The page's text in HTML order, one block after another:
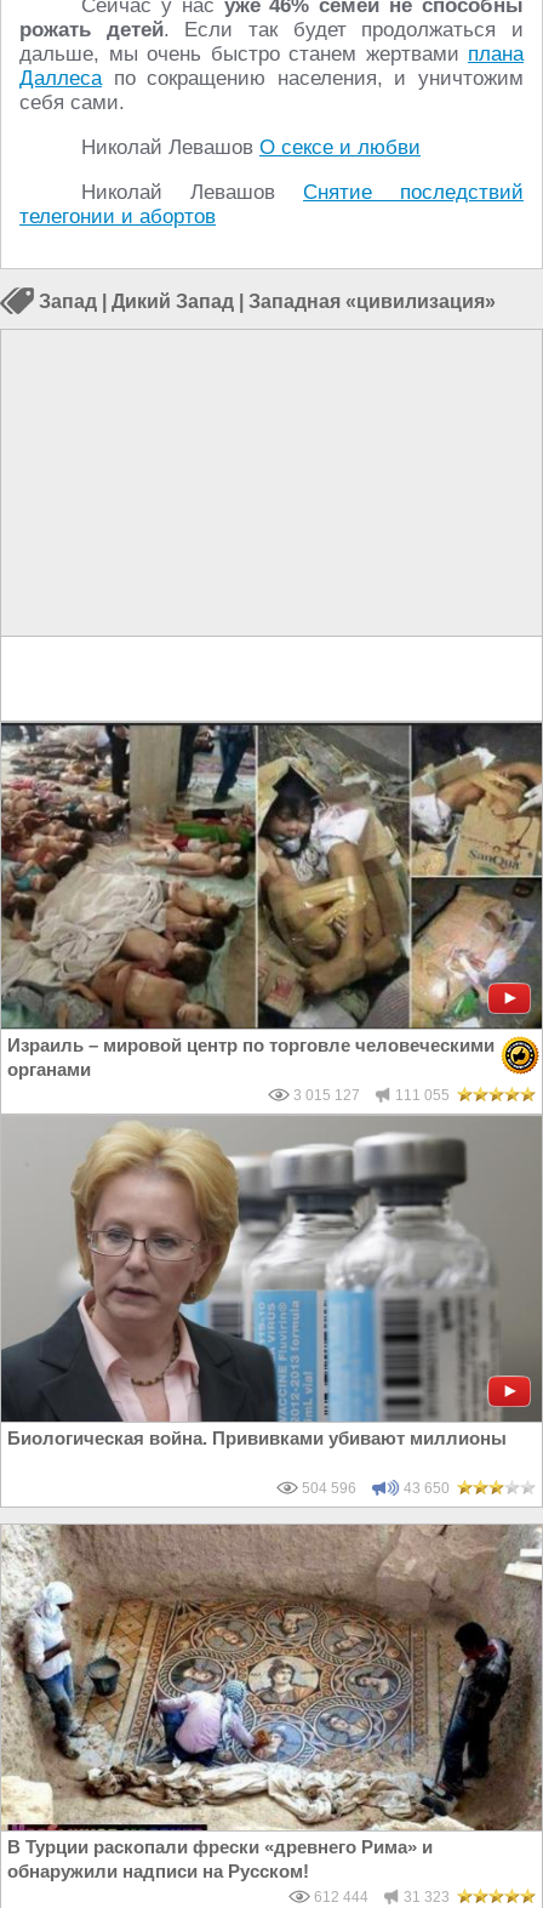
Сейчас у нас уже 46% семей не способны
рожать детей. Если так будет продолжаться и
дальше, мы очень быстро станем жертвами плана
Даллесапо сокращению населения, и уничтожим
себя сами.
Николай Левашов О сексе и любви
Николай Левашов Снятие последствий
телегонии и абортов
Запад Дикий Запад Западная «цивилизация»
Израиль – мировой центр по торговле человеческими
органами
3 015 127 111 055
Биологическая война. Прививками убивают миллионы
504 596 43 650
В Турции раскопали фрески «древнего Рима» и
обнаружили надписи на Русском!
612 444 31 323